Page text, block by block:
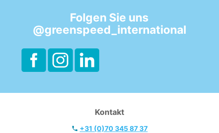
Folgen Sie uns
@greenspeed_international
Kontakt
+31 (0)70 345 87 37